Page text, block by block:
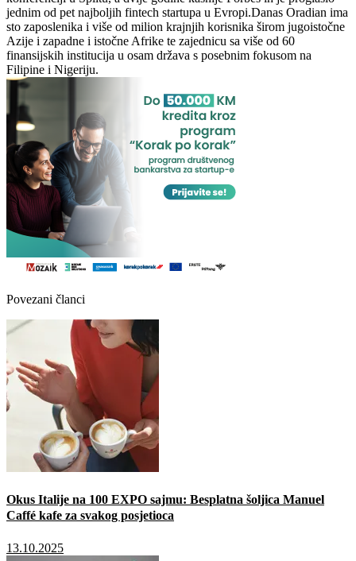
jednim od pet najboljih fintech startupa u Evropi.Danas Oradian ima
sto zaposlenika i više od milion krajnjih korisnika širom jugoistočne
Azije i zapadne i istočne Afrike te zajednicu sa više od 60
finansijskih institucija u osam država s posebnim fokusom na
Filipine i Nigeriju.
Povezani članci
Okus Italije na 100 EXPO sajmu: Besplatna šoljica Manuel
Caffé kafe za svakog posjetioca
13.10.2025